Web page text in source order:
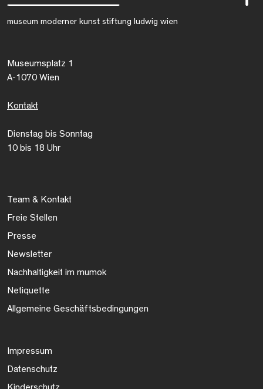
museum moderner kunst stiftung ludwig wien
Museumsplatz 1
A-1070 Wien
Kontakt
Dienstag bis Sonntag
10 bis 18 Uhr
Team & Kontakt
Freie Stellen
Presse
Newsletter
Nachhaltigkeit im mumok
Netiquette
Allgemeine Geschäftsbedingungen
Impressum
Datenschutz